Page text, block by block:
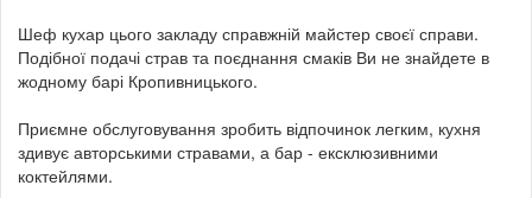
Шеф кухар цього закладу справжній майстер своєї справи.
Подібної подачі страв та поєднання смаків Ви не знайдете в
жодному барі Кропивницького.
Приємне обслуговування зробить відпочинок легким, кухня
здивує авторськими стравами, а бар - ексклюзивними
коктейлями.